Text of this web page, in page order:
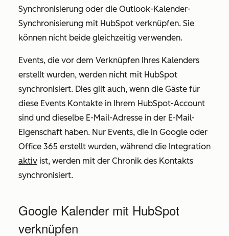
Synchronisierung oder die Outlook-Kalender-
Synchronisierung mit HubSpot verknüpfen. Sie
können nicht beide gleichzeitig verwenden.
Events, die vor dem Verknüpfen Ihres Kalenders
erstellt wurden, werden nicht mit HubSpot
synchronisiert. Dies gilt auch, wenn die Gäste für
diese Events Kontakte in Ihrem HubSpot-Account
sind und dieselbe E-Mail-Adresse in der E-Mail-
Eigenschaft haben. Nur Events, die in Google oder
Office 365 erstellt wurden, während die Integration
aktiv ist, werden mit der Chronik des Kontakts
synchronisiert.
Google Kalender mit HubSpot
verknüpfen